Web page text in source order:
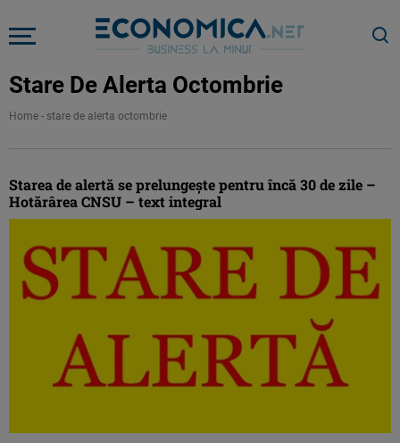
Stare De Alerta Octombrie
Home - stare de alerta octombrie
Starea de alertă se prelungeşte pentru încă 30 de zile –
Hotărârea CNSU – text integral